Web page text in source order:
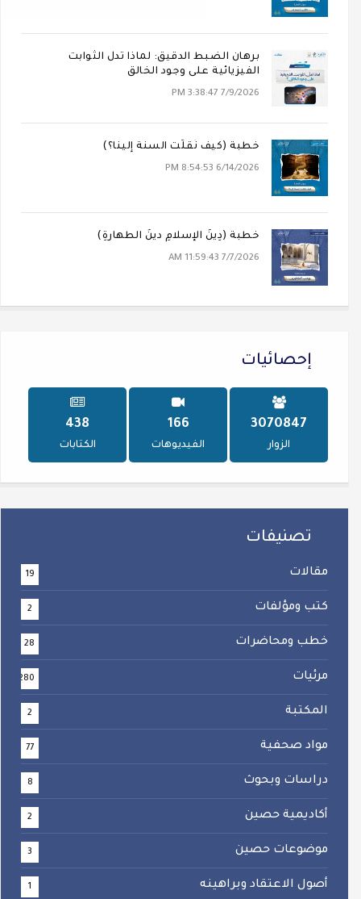
برهان الضبط الدقيق: لماذا تدل الثوابت
الفيزيائية على وجود الخالق
7/9/2026 3:38:47 PM
خطبة (كيف نُقلَت السنة إلينا؟)
6/14/2026 8:54:53 PM
خطبة (دِينُ الإسلامِ دينُ الطهارةِ)
7/7/2026 11:59:43 AM
إحصائيات
4228965
الزوار
229
الفيديوهات
602
الكتابات
تصنيفات
مقالات 19
كتب ومؤلفات 2
خطب ومحاضرات 28
مرئيات 280
المكتبة 2
مواد صحفية 77
دراسات وبحوث 8
أكاديمية حصين 2
موضوعات حصين 3
أصول الاعتقاد وبراهينه 1